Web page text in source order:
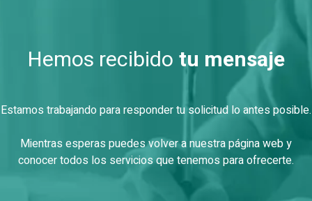
Hemos recibido tu mensaje
Estamos trabajando para responder tu solicitud lo antes posible.
Mientras esperas puedes volver a nuestra página web y
conocer todos los servicios que tenemos para ofrecerte.